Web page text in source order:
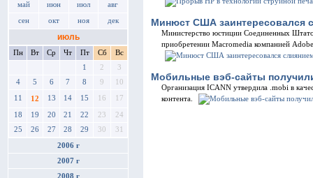
май июн июл авг
сен окт ноя дек
июль
Пн Вт Ср Чт Пт Сб
Вс
1
2
3
4
5 6 7 8 9 10
11 12 13 14 15 16 17
18 19 20 21 22 23
24
25
26 27 28 29 30 31
2006 г
2007 г
2008 г
Минюст США заинтересовался
Министерство юстиции Соединенных
приобретении Macromedia компанией
Мобильные вэб-сайты
Организация ICANN утвердила .mobi в
контента.